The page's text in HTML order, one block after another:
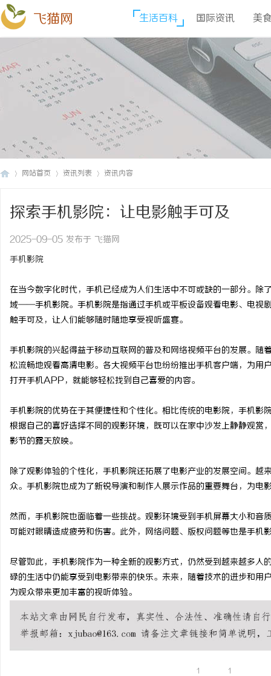
飞猫网 生活百科 国际资讯 美
网站首页 资讯列表 资讯内容
探索手机影院：让电影触手可及
2025-09-05 发布于 飞猫网
手机影院
在当今数字化时代，手机已经成为人们生活中不可或缺的一部分。
域——手机影院。手机影院是指通过手机或平板设备观看电影、电视
触手可及，让人们能够随时随地享受视听盛宴。
手机影院的兴起得益于移动互联网的普及和网络视频平台的发展。
松流畅地观看高清电影。各大视频平台也纷纷推出手机客户端，为
打开手机APP，就能够轻松找到自己喜爱的内容。
手机影院的优势在于其便捷性和个性化。相比传统的电影院，手机
根据自己的喜好选择不同的观影环境，既可以在家中沙发上静静观
影节的露天放映。
除了观影体验的个性化，手机影院还拓展了电影产业的发展空间。
众。手机影院也成为了新锐导演和制作人展示作品的重要舞台，为电
然而，手机影院也面临着一些挑战。观影环境受到手机屏幕大小和
可能对眼睛造成疲劳和伤害。此外，网络问题、版权问题等也是手机
尽管如此，手机影院作为一种全新的观影方式，仍然受到越来越多
碌的生活中仍能享受到电影带来的快乐。未来，随着技术的进步和
为观众带来更加丰富的视听体验。
1 1